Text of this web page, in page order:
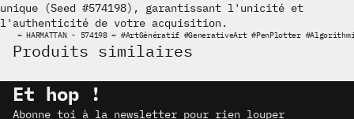
unique (Seed #574198), garantissant l'unicité et
l'authenticité de votre acquisition.
~HARMATTAN - 574198~ #ArtGénératif #GenerativeArt #PenPlotter
Produits similaires
Et hop !
Abonne toi à la newsletter pour rien louper
Politique de confidentialité
Coordonnées
Conditions d’utilisation
Politique d’expédition